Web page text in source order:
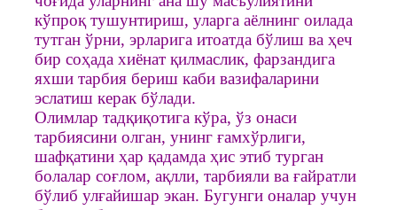
кўпроқ тушунтириш, уларга аёлнинг оилада
тутган ўрни, эрларига итоатда бўлиш ва ҳеч
бир соҳада хиёнат қилмаслик, фарзандига
яхши тарбия бериш каби вазифаларини
эслатиш керак бўлади.
Олимлар тадқиқотига кўра, ўз онаси
тарбиясини олган, унинг ғамхўрлиги,
шафқатини ҳар қадамда ҳис этиб турган
болалар соғлом, ақлли, тарбияли ва ғайратли
бўлиб улғайишар экан. Бугунги оналар учун